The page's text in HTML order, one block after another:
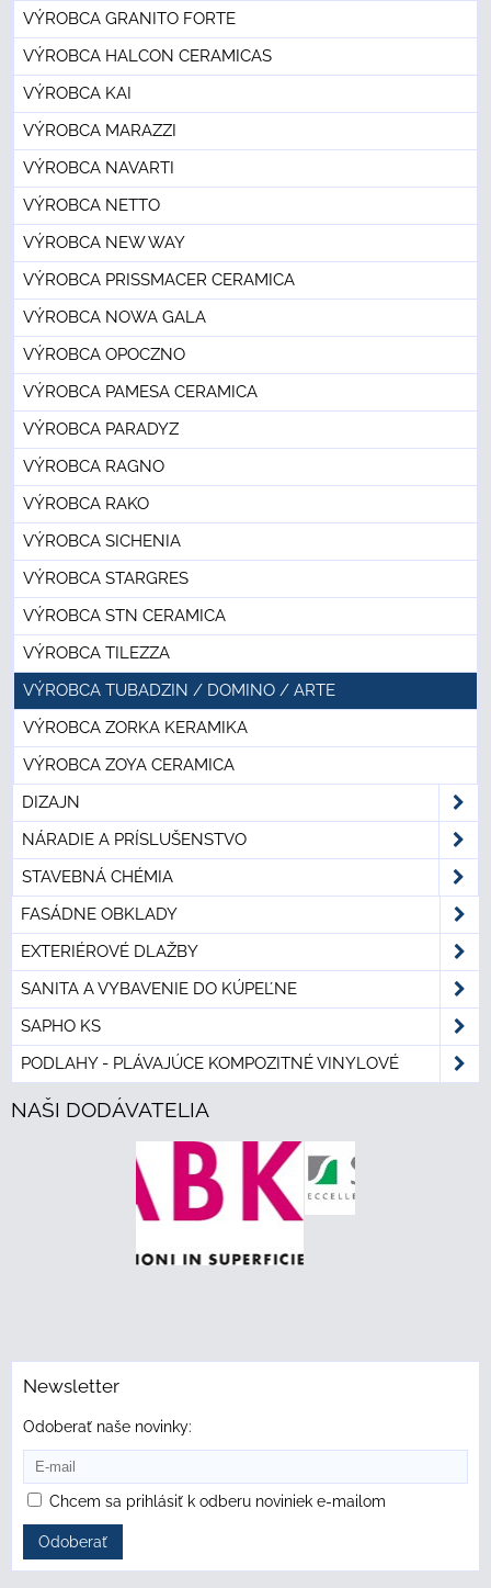
VÝROBCA GRANITO FORTE
VÝROBCA HALCON CERAMICAS
VÝROBCA KAI
VÝROBCA MARAZZI
VÝROBCA NAVARTI
VÝROBCA NETTO
VÝROBCA NEW WAY
VÝROBCA PRISSMACER CERAMICA
VÝROBCA NOWA GALA
VÝROBCA OPOCZNO
VÝROBCA PAMESA CERAMICA
VÝROBCA PARADYZ
VÝROBCA RAGNO
VÝROBCA RAKO
VÝROBCA SICHENIA
VÝROBCA STARGRES
VÝROBCA STN CERAMICA
VÝROBCA TILEZZA
VÝROBCA TUBADZIN / DOMINO / ARTE
VÝROBCA ZORKA KERAMIKA
VÝROBCA ZOYA CERAMICA
DIZAJN
NÁRADIE A PRÍSLUŠENSTVO
STAVEBNÁ CHÉMIA
FASÁDNE OBKLADY
EXTERIÉROVÉ DLAŽBY
SANITA A VYBAVENIE DO KÚPEĽNE
SAPHO KS
PODLAHY - PLÁVAJÚCE KOMPOZITNÉ VINYLOVÉ
NAŠI DODÁVATELIA
Newsletter
Odoberať naše novinky:
Chcem sa prihlásiť k odberu noviniek e-mailom
Odoberať